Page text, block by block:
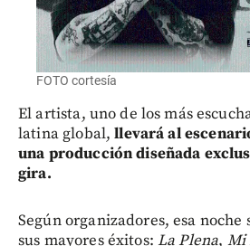
FOTO cortesía
El artista, uno de los más
latina global,llevará al
una producción diseñada
gira.
Según organizadores, esa noche
sus mayores éxitos: La Plena, Mi